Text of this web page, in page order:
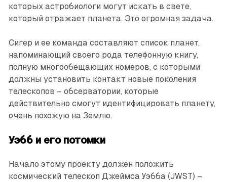
которых астробиологи могут искать в свете,
который отражает планета. Это огромная задача.
Сигер и ее команда составляют список планет,
напоминающий своего рода телефонную книгу,
полную многообещающих номеров, с которыми
должны установить контакт новые поколения
телескопов – обсерватории, которые
действительно смогут идентифицировать планету,
очень похожую на Землю.
Уэбб и его потомки
Начало этому проекту должен положить
космический телескоп Джеймса Уэбба (JWST) –